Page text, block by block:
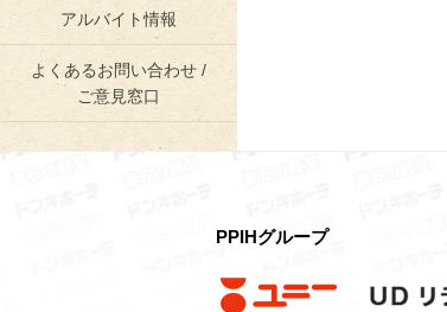
アルバイト情報
よくあるお問い合わせ /
ご意見窓口
PPIHグループ